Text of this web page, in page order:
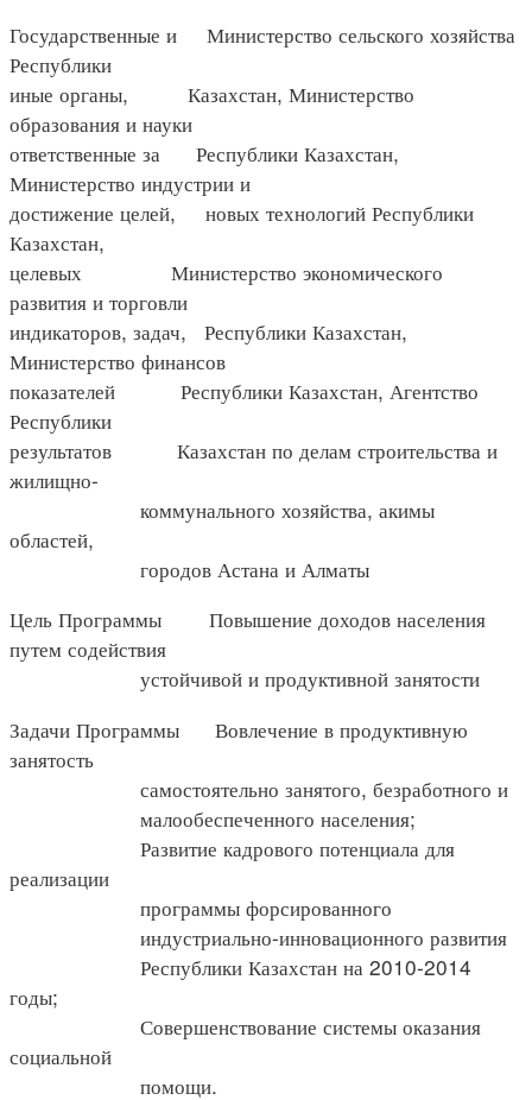
Государственные и Министерство сельского хозяйства
Республики
иные органы, Казахстан, Министерство
образования и науки
ответственные за Республики Казахстан,
Министерство индустрии и
достижение целей, новых технологий Республики
Казахстан,
целевых Министерство экономического
развития и торговли
индикаторов, задач, Республики Казахстан,
Министерство финансов
показателей Республики Казахстан, Агентство
Республики
результатов Казахстан по делам строительства и
жилищно-
коммунального хозяйства, акимы
областей,
городов Астана и Алматы
Цель Программы Повышение доходов населения
путем содействия
устойчивой и продуктивной занятости
Задачи Программы Вовлечение в продуктивную
занятость
самостоятельно занятого, безработного и
малообеспеченного населения;
Развитие кадрового потенциала для
реализации
программы форсированного
индустриально-инновационного развития
Республики Казахстан на 2010-2014
годы;
Совершенствование системы оказания
социальной
помощи.